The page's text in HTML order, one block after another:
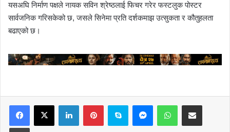
यसअघि निर्माण पक्षले नायक सविन श्रेष्ठलाई फिचर गरेर फस्टलुक पोस्टर
सार्वजनिक गरिसकेको छ, जसले सिनेमा प्रति दर्शकमाझ उत्सुकता र कौतुहलता
बढाएको छ।
LinkedInPinterestSkype MessengerWhatsAppShare via Email
Print